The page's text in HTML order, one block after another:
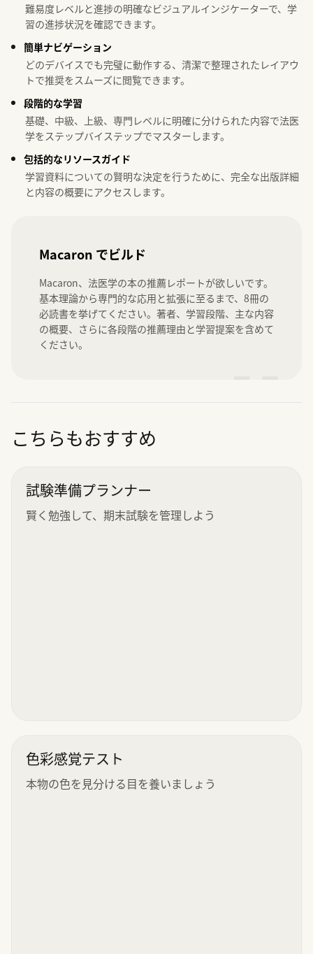
難易度レベルと進捗の明確なビジュアルインジケーターで、学
習の進捗状況を確認できます。
簡単ナビゲーション
どのデバイスでも完璧に動作する、清潔で整理されたレイアウ
トで推奨をスムーズに閲覧できます。
段階的な学習
基礎、中級、上級、専門レベルに明確に分けられた内容で法医
学をステップバイステップでマスターします。
包括的なリソースガイド
学習資料についての賢明な決定を行うために、完全な出版詳細
と内容の概要にアクセスします。
Macaron でビルド
Macaron、法医学の本の推薦レポートが欲しいです。
基本理論から専門的な応用と拡張に至るまで、8冊の
必読書を挙げてください。著者、学習段階、主な内容
の概要、さらに各段階の推薦理由と学習提案を含めて
ください。
こちらもおすすめ
試験準備プランナー
賢く勉強して、期末試験を管理しよう
色彩感覚テスト
本物の色を見分ける目を養いましょう